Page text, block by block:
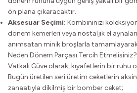
ön plana çıkaracaktır.
Aksesuar Seçimi: Kombininizi
dönem kemerleri veya nostaljik el
anımsatan minik broşlarla
Neden Dönem Parçası Tercih Etmelisiniz?
Vatkalı Güve olarak, kıyafetlerin bir ruhu
Bugün üretilen seri üretim ceketlerin
zanaatıyla dikilmiş bir bomber ceket;